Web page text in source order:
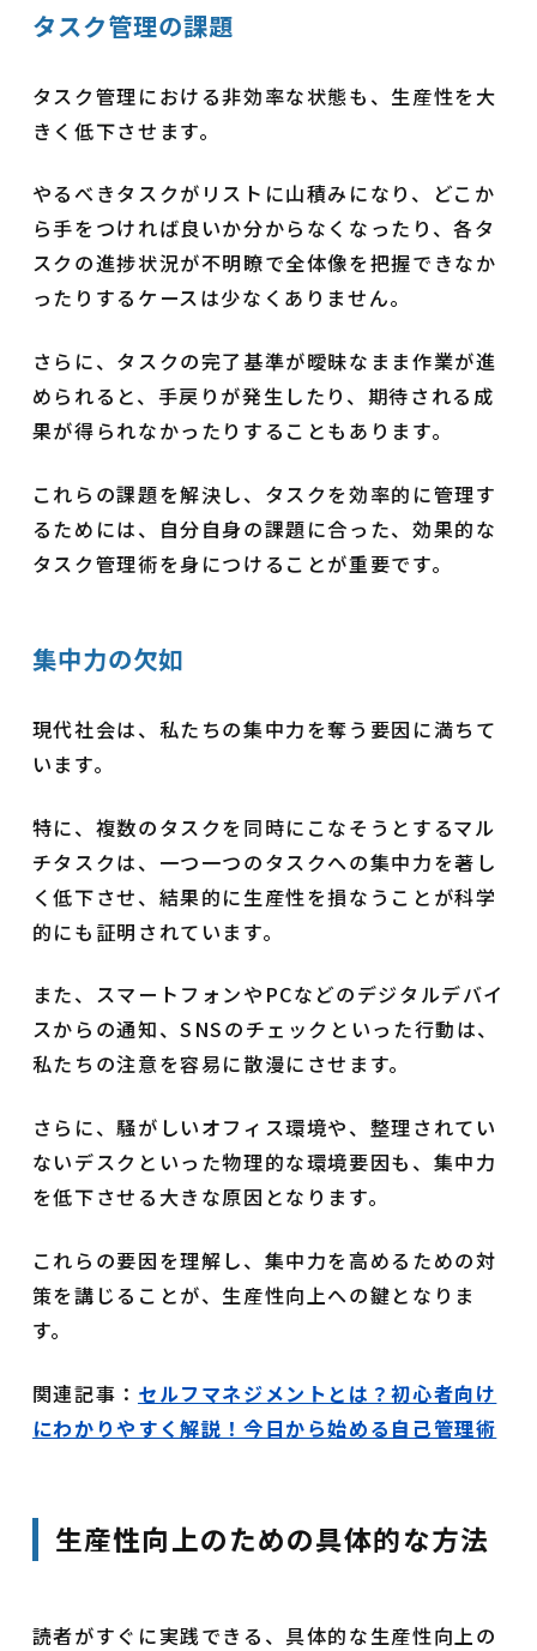
タスク管理の課題
タスク管理における非効率な状態も、生産性を大
きく低下させます。
やるべきタスクがリストに山積みになり、どこか
ら手をつければ良いか分からなくなったり、各タ
スクの進捗状況が不明瞭で全体像を把握できなか
ったりするケースは少なくありません。
さらに、タスクの完了基準が曖昧なまま作業が進
められると、手戻りが発生したり、期待される成
果が得られなかったりすることもあります。
これらの課題を解決し、タスクを効率的に管理す
るためには、自分自身の課題に合った、効果的な
タスク管理術を身につけることが重要です。
集中力の欠如
現代社会は、私たちの集中力を奪う要因に満ちて
います。
特に、複数のタスクを同時にこなそうとするマル
チタスクは、一つ一つのタスクへの集中力を著し
く低下させ、結果的に生産性を損なうことが科学
的にも証明されています。
また、スマートフォンやPCなどのデジタルデバイ
スからの通知、SNSのチェックといった行動は、
私たちの注意を容易に散漫にさせます。
さらに、騒がしいオフィス環境や、整理されてい
ないデスクといった物理的な環境要因も、集中力
を低下させる大きな原因となります。
これらの要因を理解し、集中力を高めるための対
策を講じることが、生産性向上への鍵となりま
す。
関連記事： セルフマネジメントとは？初心者向け
にわかりやすく解説！今日から始める自己管理術
生産性向上のための具体的な方法
読者がすぐに実践できる、具体的な生産性向上の